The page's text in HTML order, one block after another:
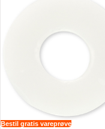
Bestil gratis vareprøve